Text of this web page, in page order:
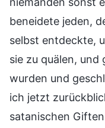
beneidete jeden,
selbst entdeckte,
sie zu quälen, und
wurden und
ich jetzt
satanischen